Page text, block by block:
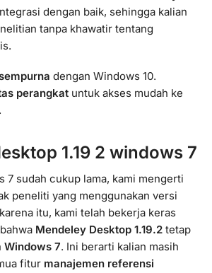
dengan baik, sehingga kalian
tanpa khawatir tentang
dengan Windows 10.
perangkat untuk akses mudah ke
1.19 2 windows 7
7 sudah cukup lama, kami mengerti
peneliti yang menggunakan versi
itu, kami telah bekerja keras
Mendeley Desktop 1.19.2 tetap
Windows 7. Ini berarti kalian masih
fitur manajemen referensi